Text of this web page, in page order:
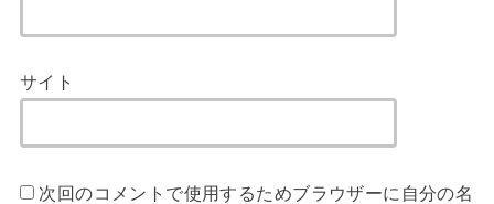
サイト
次回のコメントで使用するためブラウザーに自分の名